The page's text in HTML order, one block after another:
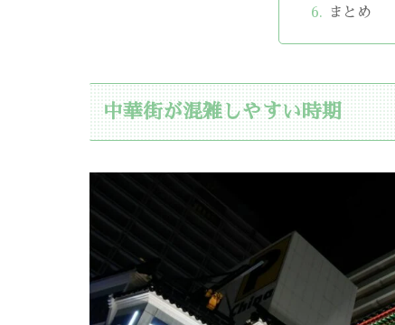
まとめ
中華街が混雑しやすい時期